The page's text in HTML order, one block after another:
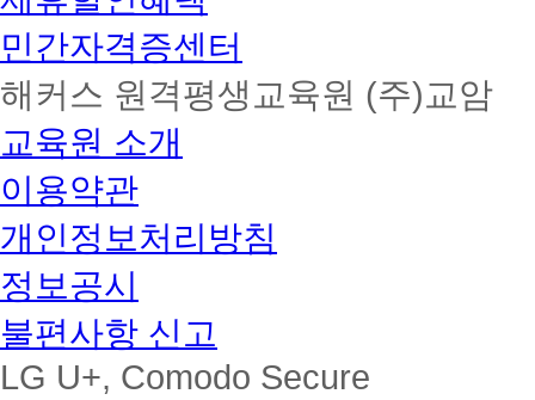
민간자격증센터
해커스 원격평생교육원 (주)교암
교육원 소개
이용약관
개인정보처리방침
정보공시
불편사항 신고
LG U+, Comodo Secure